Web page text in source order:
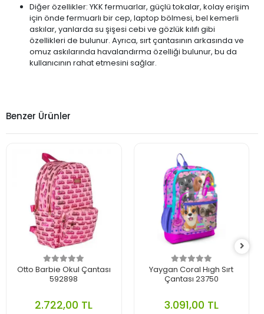
Diğer özellikler: YKK fermuarlar, güçlü tokalar, kolay erişim
için önde fermuarlı bir cep, laptop bölmesi, bel kemerli
askılar, yanlarda su şişesi cebi ve gözlük kılıfı gibi
özellikleri de bulunur. Ayrıca, sırt çantasının arkasında ve
omuz askılarında havalandırma özelliği bulunur, bu da
kullanıcının rahat etmesini sağlar.
Benzer Ürünler
Otto Barbie Okul Çantası
592898
2.722,00 TL
Yaygan Coral Hıgh Sırt
Çantası 23750
3.091,00 TL